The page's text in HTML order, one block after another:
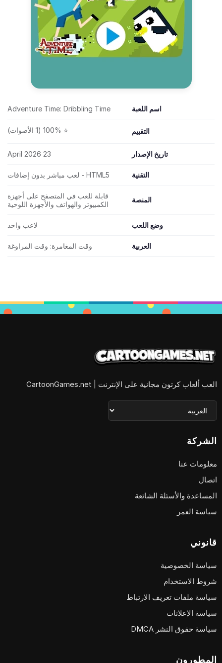
اسم اللعبة Adventure Time: Dribbling Time
التقييم ⭐ 100% (1 الأصوات)
تاريخ الإصدار 23 April 2026
التقنية HTML5 - لعب مباشر بدون إضافات
المنصة
قابلة للعب في المتصفح على أجهزة
الكمبيوتر والهواتف والأجهزة اللوحية
وضع اللعب لاعب واحد
العربية وقت المغامرة: وقت المراوغة
العب ألعاب كرتون مجانية على الإنترنت | CartoonGames.net
الشركة
معلومات عنا
اتصال
المساعدة والأسئلة الشائعة
سياسة العمر
قانوني
سياسة الخصوصية
شروط الاستخدام
سياسة ملفات تعريف الارتباط
سياسة الإعلانات
سياسة حقوق النشر DMCA
المطورون